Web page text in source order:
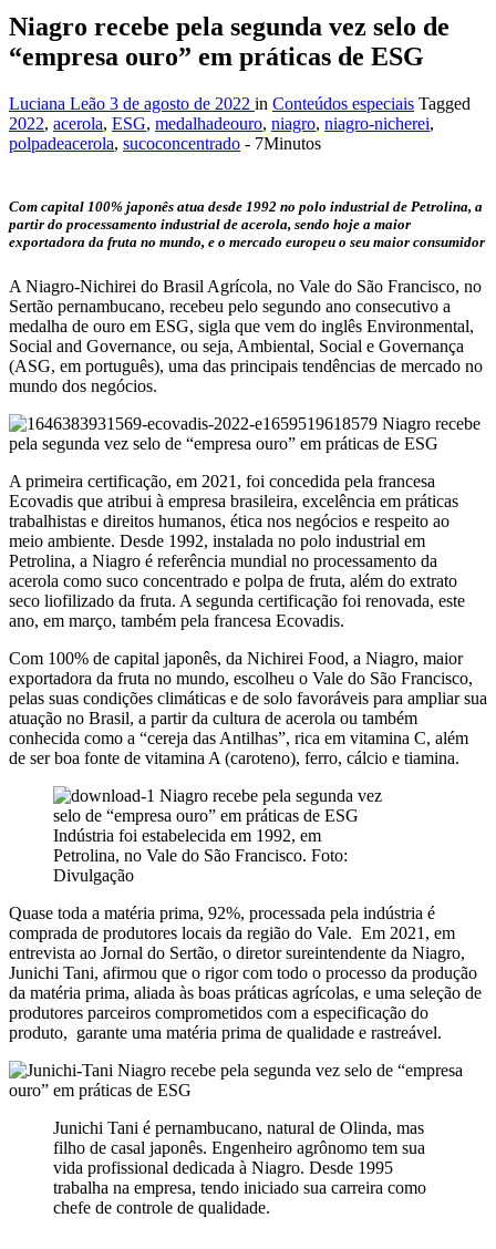
Niagro recebe pela segunda vez selo de
“empresa ouro” em práticas de ESG
Luciana Leão 3 de agosto de 2022 in Conteúdos especiais Tagged
2022, acerola, ESG, medalhadeouro, niagro, niagro-nicherei,
polpadeacerola, sucoconcentrado - 7Minutos
Com capital 100% japonês atua desde 1992 no polo industrial de Petrolina, a
partir do processamento industrial de acerola, sendo hoje a maior
exportadora da fruta no mundo, e o mercado europeu o seu maior consumidor
A Niagro-Nichirei do Brasil Agrícola, no Vale do São Francisco, no
Sertão pernambucano, recebeu pelo segundo ano consecutivo a
medalha de ouro em ESG, sigla que vem do inglês Environmental,
Social and Governance, ou seja, Ambiental, Social e Governança
(ASG, em português), uma das principais tendências de mercado no
mundo dos negócios.
A primeira certificação, em 2021, foi concedida pela francesa
Ecovadis que atribui à empresa brasileira, excelência em práticas
trabalhistas e direitos humanos, ética nos negócios e respeito ao
meio ambiente. Desde 1992, instalada no polo industrial em
Petrolina, a Niagro é referência mundial no processamento da
acerola como suco concentrado e polpa de fruta, além do extrato
seco liofilizado da fruta. A segunda certificação foi renovada, este
ano, em março, também pela francesa Ecovadis.
Com 100% de capital japonês, da Nichirei Food, a Niagro, maior
exportadora da fruta no mundo, escolheu o Vale do São Francisco,
pelas suas condições climáticas e de solo favoráveis para ampliar sua
atuação no Brasil, a partir da cultura de acerola ou também
conhecida como a “cereja das Antilhas”, rica em vitamina C, além
de ser boa fonte de vitamina A (caroteno), ferro, cálcio e tiamina.
Indústria foi estabelecida em 1992, em
Petrolina, no Vale do São Francisco. Foto:
Divulgação
Quase toda a matéria prima, 92%, processada pela indústria é
comprada de produtores locais da região do Vale. Em 2021, em
entrevista ao Jornal do Sertão, o diretor sureintendente da Niagro,
Junichi Tani, afirmou que o rigor com todo o processo da produção
da matéria prima, aliada às boas práticas agrícolas, e uma seleção de
produtores parceiros comprometidos com a especificação do
produto, garante uma matéria prima de qualidade e rastreável.
Junichi Tani é pernambucano, natural de Olinda, mas
filho de casal japonês. Engenheiro agrônomo tem sua
vida profissional dedicada à Niagro. Desde 1995
trabalha na empresa, tendo iniciado sua carreira como
chefe de controle de qualidade.